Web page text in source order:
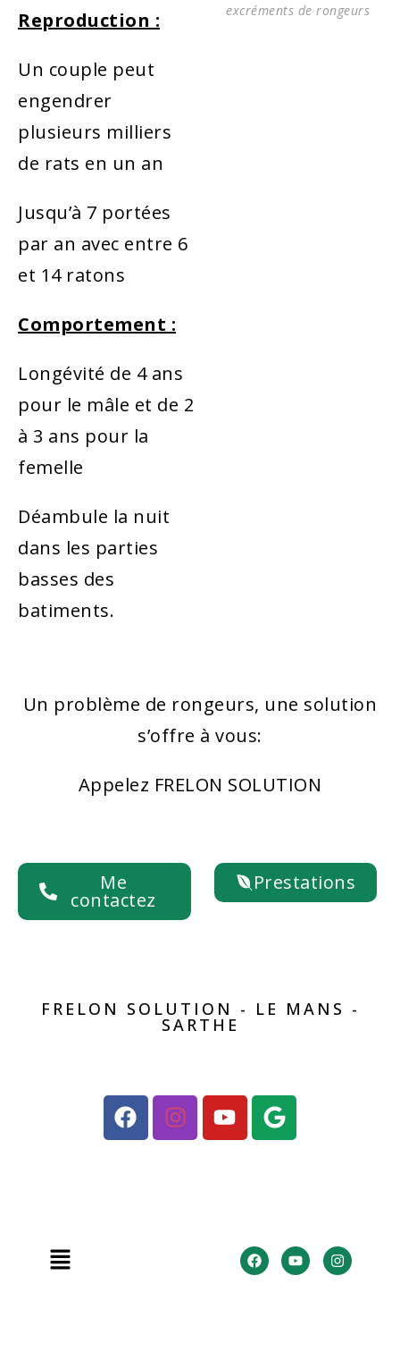
Reproduction :
Un couple peut
engendrer
plusieurs milliers
de rats en un an
Jusqu’à 7 portées
par an avec entre 6
et 14 ratons
Comportement :
Longévité de 4 ans
pour le mâle et de 2
à 3 ans pour la
femelle
Déambule la nuit
dans les parties
basses des
batiments.
excréments de rongeurs
Un problème de rongeurs, une solution
s’offre à vous:
Appelez FRELON SOLUTION
Me
contactez
Prestations
FRELON SOLUTION - LE MANS -
SARTHE